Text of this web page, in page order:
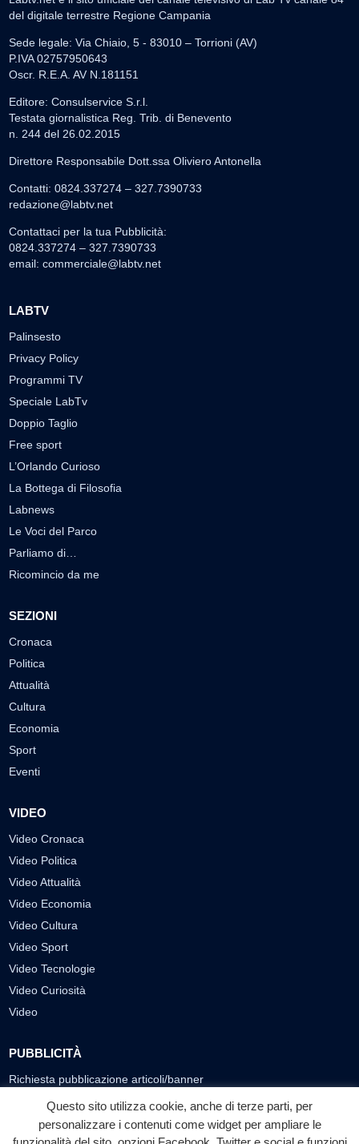
del digitale terrestre Regione Campania
Sede legale: Via Chiaio, 5 - 83010 – Torrioni (AV)
P.IVA 02757950643
Oscr. R.E.A. AV N.181151
Editore: Consulservice S.r.l.
Testata giornalistica Reg. Trib. di Benevento
n. 244 del 26.02.2015
Direttore Responsabile Dott.ssa Oliviero Antonella
Contatti: 0824.337274 – 327.7390733
redazione@labtv.net
Contattaci per la tua Pubblicità:
0824.337274 – 327.7390733
email: commerciale@labtv.net
LABTV
Palinsesto
Privacy Policy
Programmi TV
Speciale LabTv
Doppio Taglio
Free sport
L’Orlando Curioso
La Bottega di Filosofia
Labnews
Le Voci del Parco
Parliamo di…
Ricomincio da me
SEZIONI
Cronaca
Politica
Attualità
Cultura
Economia
Sport
Eventi
VIDEO
Video Cronaca
Video Politica
Video Attualità
Video Economia
Video Cultura
Video Sport
Video Tecnologie
Video Curiosità
Video
PUBBLICITÀ
Richiesta pubblicazione articoli/banner
SEGUICI SUI SOCIAL
Questo sito utilizza cookie, anche di terze parti, per
personalizzare i contenuti come widget per ampliare le